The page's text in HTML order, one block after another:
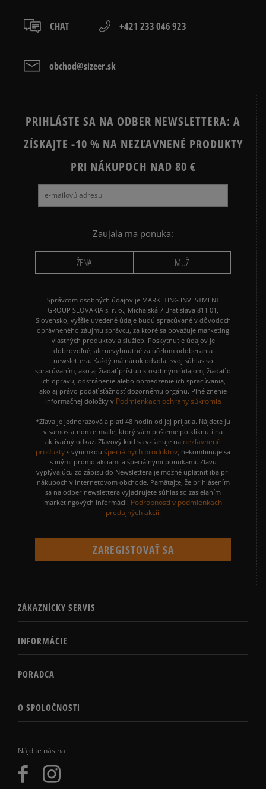
osobné prevzatie v predajni.
Dostupné spôsoby platby:
kartou,
CHAT +421 233 046 923
obchod@sizeer.sk
Nájdite nás na
PRIHLÁSTE SA NA ODBER NEWSLETTERA: A
ZÍSKAJTE -10 % NA NEZĽAVNENÉ PRODUKTY
PRI NÁKUPOCH NAD 80 €
Zaujala ma ponuka:
ŽENA MUŽ
Správcom osobných údajov je MARKETING INVESTMENT
GROUP SLOVAKIA s. r. o., Michalská 7 Bratislava 811 01,
Slovensko, vyššie uvedené údaje budú spracúvané v dôvodoch
oprávneného záujmu správcu, za ktoré sa považuje marketing
vlastných produktov a služieb. Poskytnutie údajov je
dobrovoľné, ale nevyhnutné za účelom odoberania
newslettera. Každý má nárok odvolať svoj súhlas so
spracúvaním, ako aj žiadať prístup k osobným údajom, žiadať o
ich opravu, odstránenie alebo obmedzenie ich spracúvania,
ako aj právo podať sťažnosť dozornému orgánu. Plné znenie
informačnej doložky v Podmienkach ochrany súkromia
*Zľava je jednorazová a platí 48 hodín od jej prijatia. Nájdete ju
v samostatnom e-maile, ktorý vám pošleme po kliknutí na
aktivačný odkaz. Zľavový kód sa vzťahuje na nezľavnené
produkty s výnimkou špeciálnych produktov, nekombinuje sa
s inými promo akciami a špeciálnymi ponukami. Zľavu
vyplývajúcu zo zápisu do Newslettera je možné uplatniť iba pri
nákupoch v internetovom obchode. Pamätajte, že prihlásením
sa na odber newslettera vyjadrujete súhlas so zasielaním
marketingových informácií. Podrobnosti v podmienkach
predajných akcií.
ZÁKAZNÍCKY SERVIS
INFORMÁCIE
PORADCA
O SPOLOČNOSTI